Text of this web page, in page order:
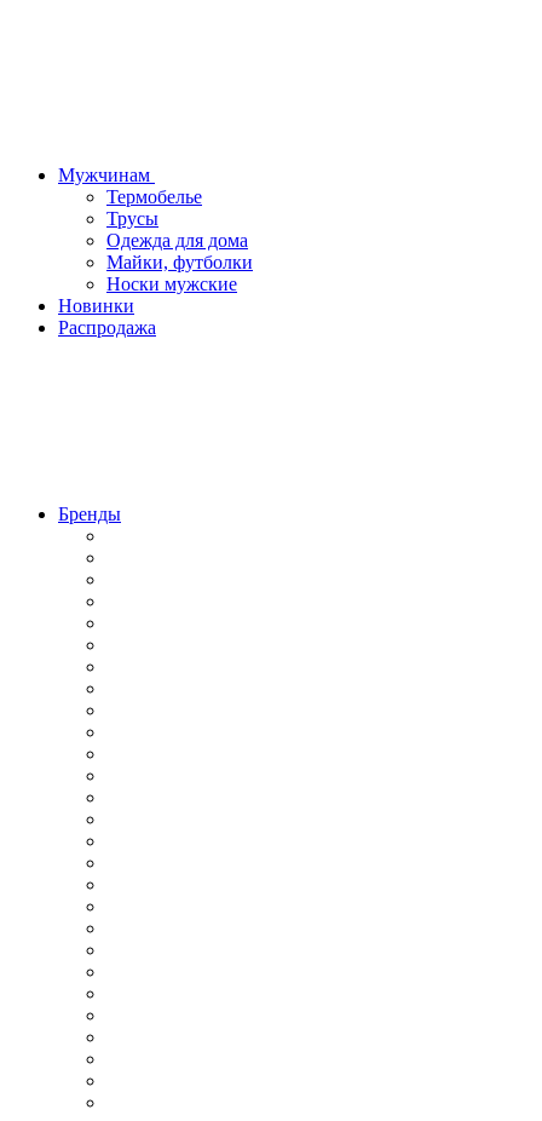
Мужчинам
Термобелье
Трусы
Одежда для дома
Майки, футболки
Носки мужские
Новинки
Распродажа
Бренды